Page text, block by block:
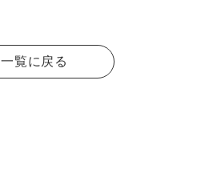
一覧に戻る